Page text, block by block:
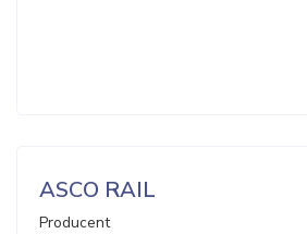
ASCO RAIL
Producent